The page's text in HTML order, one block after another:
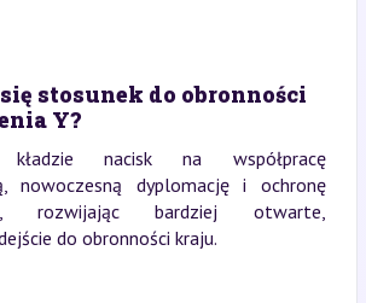
stosunek do obronności
Y?
nacisk na współpracę
nowoczesną dyplomację i ochronę
rozwijając bardziej otwarte,
do obronności kraju.